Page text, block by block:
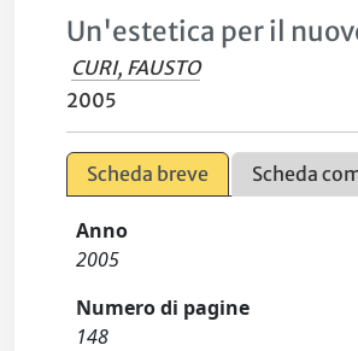
Un'estetica per il
CURI, FAUSTO
2005
Scheda breve Scheda
Anno
2005
Numero di pagine
148